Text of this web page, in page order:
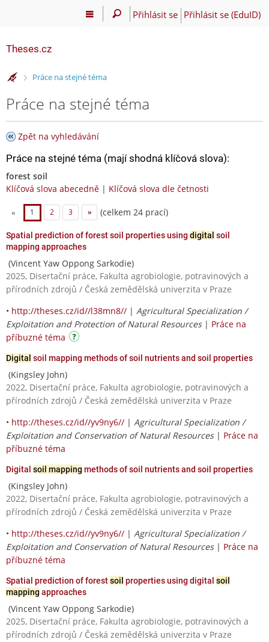
Přihlásit se Přihlásit se (EduID)
Theses.cz
>Práce na stejné téma
Práce na stejné téma
Zpět na vyhledávání
Práce na stejné téma (mají shodná klíčová slova):
forest soil
Klíčová slova abecedně | Klíčová slova dle četnosti
« 1 2 3 » (celkem 24 prací)
Spatial prediction of forest soil properties using digital soil
mapping approaches
(Vincent Yaw Oppong Sarkodie)
2025, Disertační práce, Fakulta agrobiologie, potravinových a
přírodních zdrojů / Česká zemědělská univerzita v Praze
• http://theses.cz/id//l38mn8// | Agricultural Specialization /
Exploitation and Protection of Natural Resources| Práce na
příbuzné téma
Digital soil mapping methods of soil nutrients and soil properties
(Kingsley John)
2022, Disertační práce, Fakulta agrobiologie, potravinových a
přírodních zdrojů / Česká zemědělská univerzita v Praze
• http://theses.cz/id//yv9ny6// | Agricultural Specialization /
Exploitation and Conservation of Natural Resources| Práce na
příbuzné téma
Digital soil mapping methods of soil nutrients and soil properties
(Kingsley John)
2022, Disertační práce, Fakulta agrobiologie, potravinových a
přírodních zdrojů / Česká zemědělská univerzita v Praze
• http://theses.cz/id//yv9ny6// | Agricultural Specialization /
Exploitation and Conservation of Natural Resources| Práce na
příbuzné téma
Spatial prediction of forestsoil properties using digital soil
mapping approaches
(Vincent Yaw Oppong Sarkodie)
2025, Disertační práce, Fakulta agrobiologie, potravinových a
přírodních zdrojů / Česká zemědělská univerzita v Praze